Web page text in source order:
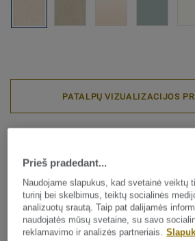
PATALPŲ VIZUALIZACIJOS
Aquarelle Wall Hfs -
Velvet NUDE
Aquarelle Wall HFS yra vandeniui
danga, skirta naudoti drėgnose
Prieš pradedant...
Naudojame slapukus, kad svetainė veiktų
turinį bei skelbimus, teiktų socialinės
analizuotų srautą. Taip pat dalijamės
naudojatės mūsų svetaine, su savo
reklamavimo ir analizės partneriais.